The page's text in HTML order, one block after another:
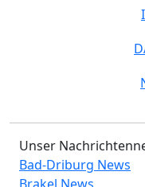
Unser
Bad-Driburg News
Brakel News